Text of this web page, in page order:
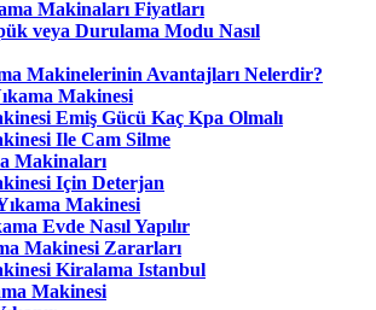
Makinaları Fiyatları
veya Durulama Modu Nasıl
Makinelerinin Avantajları Nelerdir?
Makinesi
Emiş Gücü Kaç Kpa Olmalı
Ile Cam Silme
Makinaları
Için Deterjan
Makinesi
Evde Nasıl Yapılır
Makinesi Zararları
Kiralama Istanbul
Makinesi